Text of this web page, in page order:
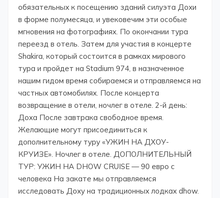
обязательных к посещению зданий силуэта Дохи
в форме полумесяца, и увековечим эти особые
мгновения на фотографиях. По окончании тура
переезд в отель. Затем для участия в концерте
Shakira, который состоится в рамках мирового
тура и пройдет на Stadium 974, в назначенное
нашим гидом время собираемся и отправляемся на
частных автомобилях. После концерта
возвращение в отели, ночлег в отеле. 2-й день:
Доха После завтрака свободное время.
Желающие могут присоединиться к
дополнительному туру «УЖИН НА ДХОУ-
КРУИЗЕ». Ночлег в отеле. ДОПОЛНИТЕЛЬНЫЙ
ТУР: УЖИН НА DHOW CRUISE — 90 евро с
человека На закате мы отправляемся
исследовать Доху на традиционных лодках dhow.